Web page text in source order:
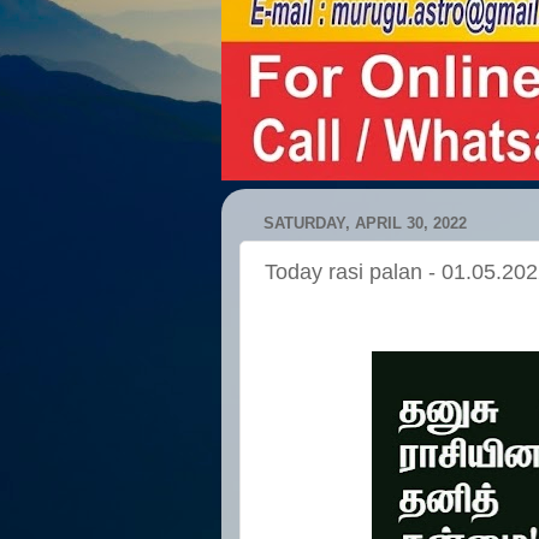
SATURDAY, APRIL 30, 2022
Today rasi palan -